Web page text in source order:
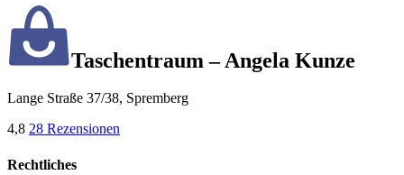
Taschentraum – Angela Kunze
Lange Straße 37/38, Spremberg
4,8 28 Rezensionen
Rechtliches